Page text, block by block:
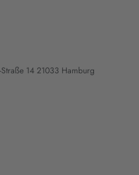
14 21033 Hamburg